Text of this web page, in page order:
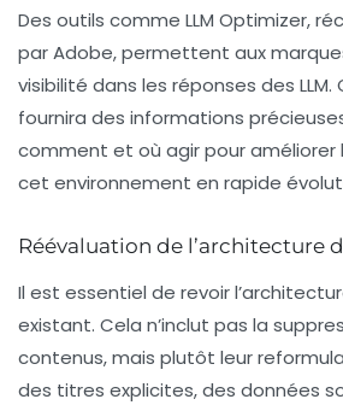
Des outils comme LLM Optimizer,
par Adobe, permettent aux
visibilité dans les réponses des
fournira des informations
comment et où agir pour améliorer
cet environnement en rapide
Réévaluation de l’architecture
Il est essentiel de revoir
existant. Cela n’inclut pas la
contenus, mais plutôt leur
des titres explicites, des données